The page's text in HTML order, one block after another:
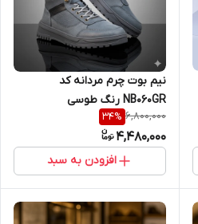
نیم بوت چرم مردانه کد
NB060GR رنگ طوسی
6,800,000
34%
4,480,000
افزودن به سبد